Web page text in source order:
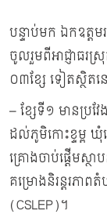
បន្ទាប់មក ឯកឧត្ដ
ចូលរួមពីអាជ្ញាធរស្
០៣ខ្សែ ទៀតស្ថិតន
– ខ្សែទី១ មានប្រ
ដល់ភូមិកោះខ្ទម្ព ឃុំ
គ្រោងចាប់ផ្ដើមស្ថ
គម្រោងនិរន្តរភា
(CSLEP)។